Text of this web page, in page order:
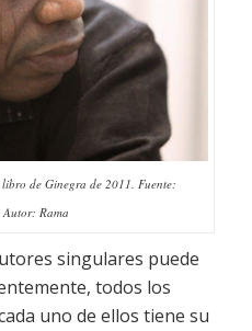
de Ginegra de 2011. Fuente:
Autor: Rama
singulares puede
todos los
uno de ellos tiene su